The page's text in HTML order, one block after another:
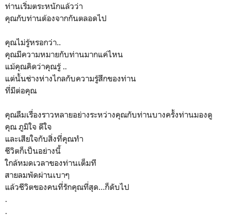
ท่านเริ่มตระหนักแล้วว่า
คุณกับท่านต้องจากกันตลอดไป
คุณไม่รู้หรอกว่า..
คุณมีความหมายกับท่านมากแค่ไหน
แม้คุณคิดว่าคุณรู้ ..
แต่นั้นช่างห่างไกลกับความรู้สึกของท่าน
ที่มีต่อคุณ
คุณลืมเรื่องราวหลายอย่างระหว่างคุณกับท่านบางครั้งท่านมองดู
คุณ ภูมิใจ ดีใจ
และเสียใจกับสิ่งที่คุณทำ
ชีวิตก็เป็นอย่างนี้
ใกล้หมดเวลาของท่านเต็มที
สายลมพัดผ่านเบาๆ
แล้วชีวิตของคนที่รักคุณที่สุด…ก็ดับไป
.
.